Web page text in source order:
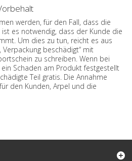
werden, für den Fall, dass die
es notwendig, dass der Kunde die
Um dies zu tun, reicht es aus
beschädigt“ mit
zu schreiben. Wenn bei
Schaden am Produkt festgestellt
Teil gratis. Die Annahme
den Kunden, Arpel und die